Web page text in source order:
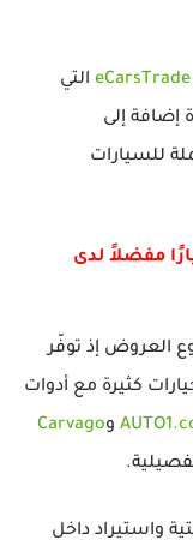
eCarsTrade التي
إضافة إلى
للسيارات
مفضلاً لدى
العروض إذ توفّر
كثيرة مع أدوات
وCarvago
واستيراد داخل